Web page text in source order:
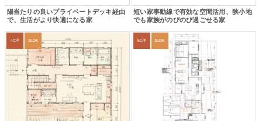
陽当たりの良いプライベートデッキ経由
で、生活がより快適になる家
短い家事動線で有効な空間活用、狭小地
でも家族がのびのび過ごせる家
40坪 3LDK 51坪 3LDK